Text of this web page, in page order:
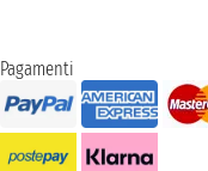
Pagamenti